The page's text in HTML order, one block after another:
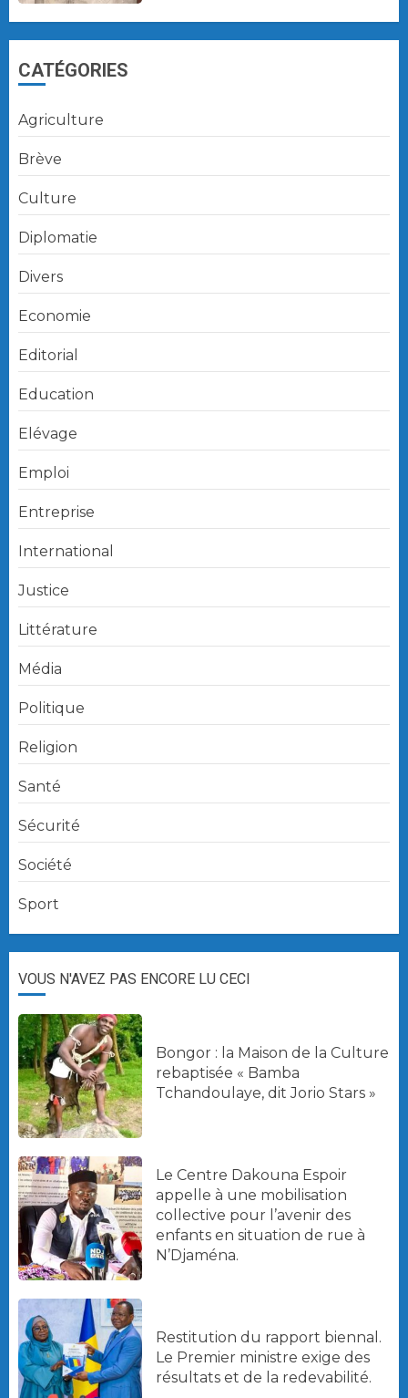
CATÉGORIES
Agriculture
Brève
Culture
Diplomatie
Divers
Economie
Editorial
Education
Elévage
Emploi
Entreprise
International
Justice
Littérature
Média
Politique
Religion
Santé
Sécurité
Société
Sport
VOUS N'AVEZ PAS ENCORE LU CECI
Bongor : la Maison de la Culture
rebaptisée « Bamba
Tchandoulaye, dit Jorio Stars »
Le Centre Dakouna Espoir
appelle à une mobilisation
collective pour l’avenir des
enfants en situation de rue à
N’Djaména.
Restitution du rapport biennal.
Le Premier ministre exige des
résultats et de la redevabilité.